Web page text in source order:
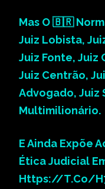
Mas O 🇧🇷
Juiz Lobista,
Juiz Fonte, Juiz
Juiz Centrão,
Advogado, Juiz
Multimilionário.
E Ainda Expõe
Ética Judicial
Https://t.co/